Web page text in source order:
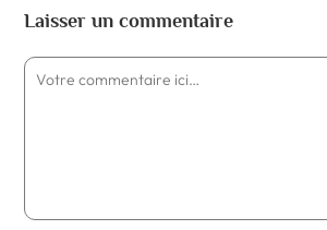
Laisser un commentaire